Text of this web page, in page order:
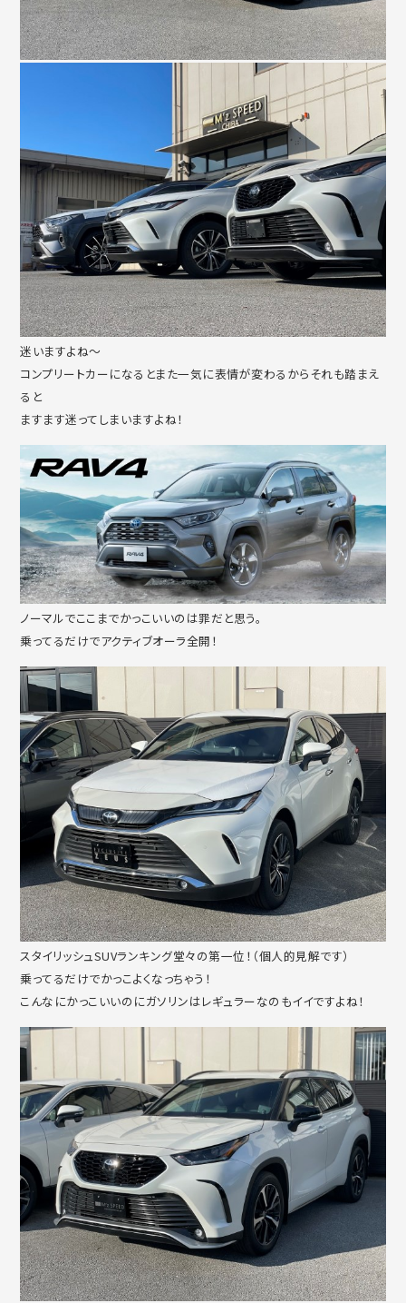
迷いますよね～
コンプリートカーになるとまた一気に表情が変わるからそれも踏まえ
ると
ますます迷ってしまいますよね！
ノーマルでここまでかっこいいのは罪だと思う。
乗ってるだけでアクティブオーラ全開！
スタイリッシュSUVランキング堂々の第一位！（個人的見解です）
乗ってるだけでかっこよくなっちゃう！
こんなにかっこいいのにガソリンはレギュラーなのもイイですよね！